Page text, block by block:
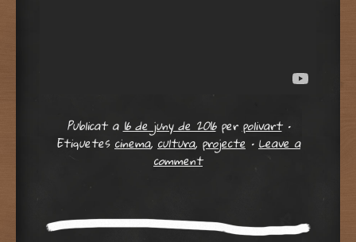
Publicat a16 de juny de 2016perpolivart •
Etiquetescinema,cultura, projecte •Leave a
comment